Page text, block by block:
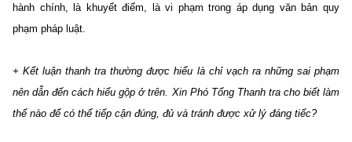
hành chính, là khuyết điểm, là vi phạm trong áp dụng văn bản quy
phạm pháp luật.
+ Kết luận thanh tra thường được hiểu là chỉ vạch ra những sai phạm
nên dẫn đến cách hiểu gộp ở trên. Xin Phó Tổng Thanh tra cho biết làm
thế nào để có thể tiếp cận đúng, đủ và tránh được xử lý đáng tiếc?